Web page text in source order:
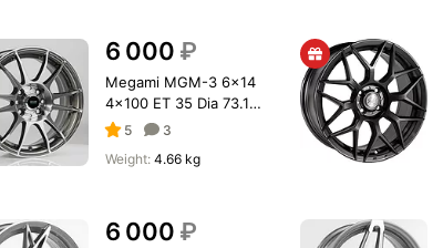
6 000 ₽
Megami MGM-3 6x14
4x100 ET 35 Dia 73.1
gmf
5
3
Weight:4.66 kg
6 000 ₽